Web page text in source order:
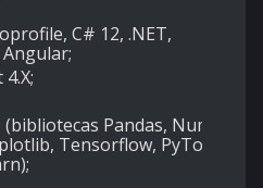
C# 12, .NET,
Angular;
Pandas, NumPy,
Tensorflow, PyTorch